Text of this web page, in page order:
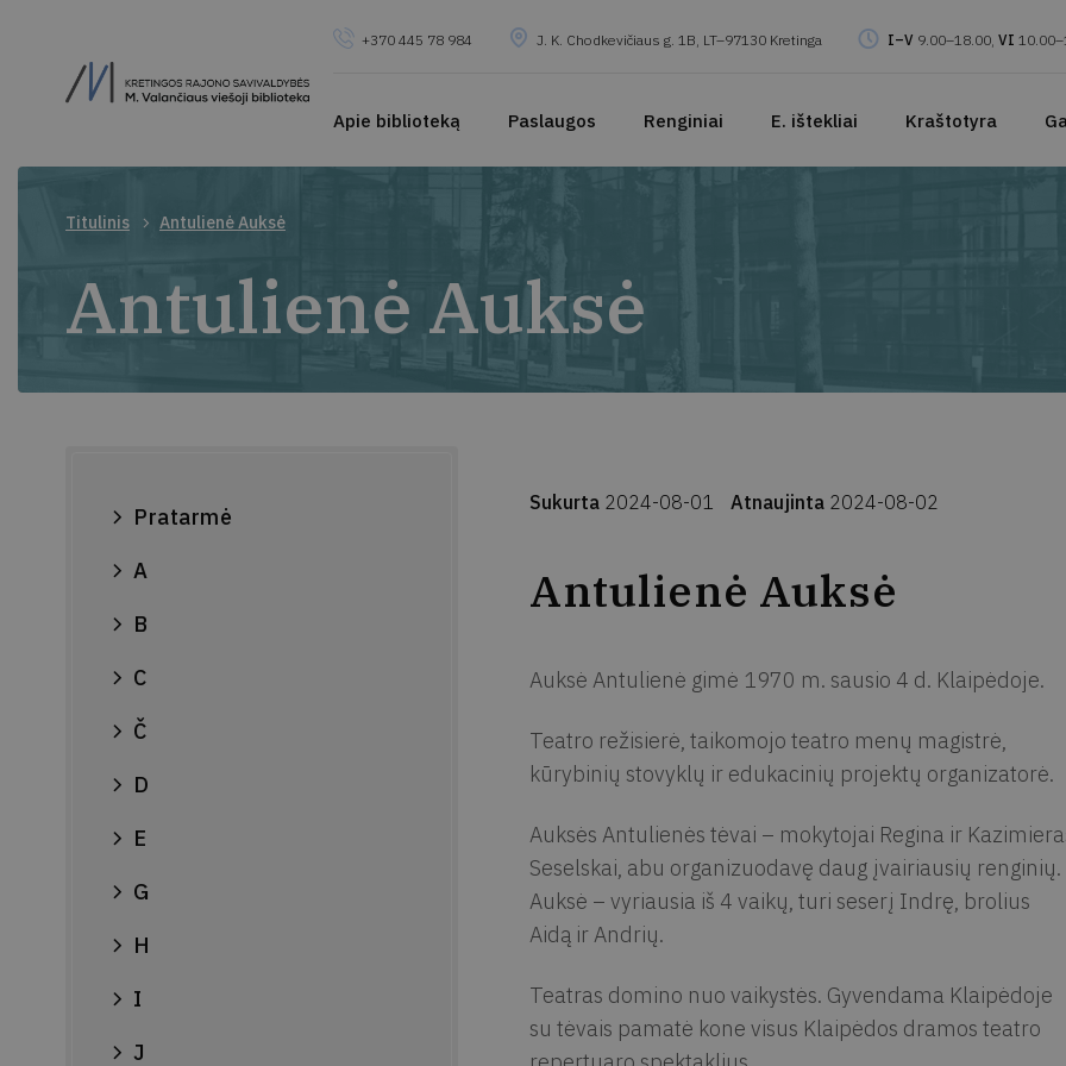
+370 445 78 984 J. K. Chodkevičiaus g. 1B, LT–97130 Kretinga I–V 9.00–18.00, VI
Apie biblioteką Paslaugos Renginiai E. ištekliai Kraštotyra
Titulinis Antulienė Auksė
Antulienė Auksė
Pratarmė
A
B
C
Č
D
E
G
H
I
J
Sukurta 2024-08-01 Atnaujinta 2024-08-02
Antulienė Auksė
Auksė Antulienė gimė 1970 m. sausio 4 d. Klaipėdoje.
Teatro režisierė, taikomojo teatro menų magistrė,
kūrybinių stovyklų ir edukacinių projektų organizatorė.
Auksės Antulienės tėvai – mokytojai Regina ir
Seselskai, abu organizuodavę daug įvairiausių renginių.
Auksė – vyriausia iš 4 vaikų, turi seserį Indrę, brolius
Aidą ir Andrių.
Teatras domino nuo vaikystės. Gyvendama Klaipėdoje
su tėvais pamatė kone visus Klaipėdos dramos teatro